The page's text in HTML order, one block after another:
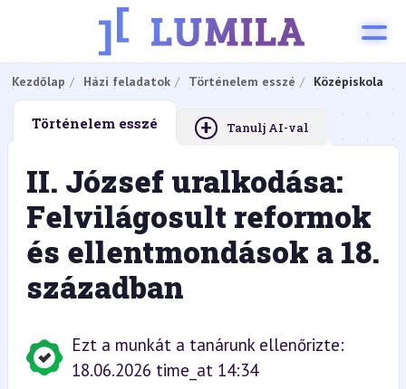
Kezdőlap Házi feladatok Történelem esszé Középiskola
Történelem esszé + Tanulj AI-val
II. József uralkodása:
Felvilágosult reformok
és ellentmondások a 18.
században
Ezt a munkát a tanárunk ellenőrizte:
18.06.2026 time_at 14:34